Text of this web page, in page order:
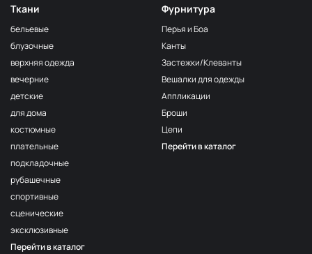
Ткани
бельевые
блузочные
верхняя одежда
вечерние
детские
для дома
костюмные
плательные
подкладочные
рубашечные
спортивные
сценические
эксклюзивные
Перейти в каталог
Фурнитура
Перья и Боа
Канты
Застежки/Клеванты
Вешалки для одежды
Аппликации
Броши
Цепи
Перейти в каталог